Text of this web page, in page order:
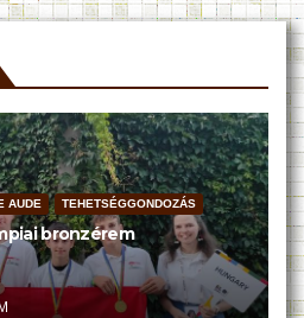
AUDE TEHETSÉGGONDOZÁS
bronzérem